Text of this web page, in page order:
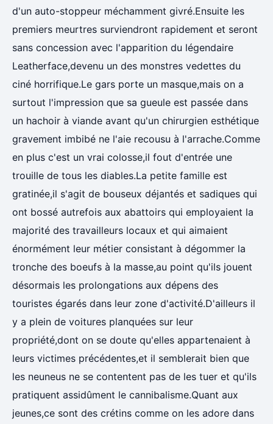
d'un auto-stoppeur méchamment givré.Ensuite les
premiers meurtres surviendront rapidement et seront
sans concession avec l'apparition du légendaire
Leatherface,devenu un des monstres vedettes du
ciné horrifique.Le gars porte un masque,mais on a
surtout l'impression que sa gueule est passée dans
un hachoir à viande avant qu'un chirurgien esthétique
gravement imbibé ne l'aie recousu à l'arrache.Comme
en plus c'est un vrai colosse,il fout d'entrée une
trouille de tous les diables.La petite famille est
gratinée,il s'agit de bouseux déjantés et sadiques qui
ont bossé autrefois aux abattoirs qui employaient la
majorité des travailleurs locaux et qui aimaient
énormément leur métier consistant à dégommer la
tronche des boeufs à la masse,au point qu'ils jouent
désormais les prolongations aux dépens des
touristes égarés dans leur zone d'activité.D'ailleurs il
y a plein de voitures planquées sur leur
propriété,dont on se doute qu'elles appartenaient à
leurs victimes précédentes,et il semblerait bien que
les neuneus ne se contentent pas de les tuer et qu'ils
pratiquent assidûment le cannibalisme.Quant aux
jeunes,ce sont des crétins comme on les adore dans